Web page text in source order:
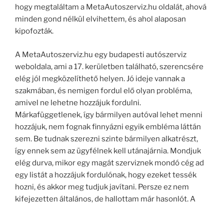
hogy megtaláltam a MetaAutoszerviz.hu oldalát, ahová
minden gond nélkül elvihettem, és ahol alaposan
kipofozták.
A MetaAutoszerviz.hu egy budapesti autószerviz
weboldala, ami a 17. kerületben található, szerencsére
elég jól megközelíthető helyen. Jó ideje vannak a
szakmában, és nemigen fordul elő olyan probléma,
amivel ne lehetne hozzájuk fordulni.
Márkafüggetlenek, így bármilyen autóval lehet menni
hozzájuk, nem fognak finnyázni egyik embléma láttán
sem. Be tudnak szerezni szinte bármilyen alkatrészt,
így ennek sem az ügyfélnek kell utánajárnia. Mondjuk
elég durva, mikor egy magát szerviznek mondó cég ad
egy listát a hozzájuk fordulónak, hogy ezeket tessék
hozni, és akkor meg tudjuk javítani. Persze ez nem
kifejezetten általános, de hallottam már hasonlót. A